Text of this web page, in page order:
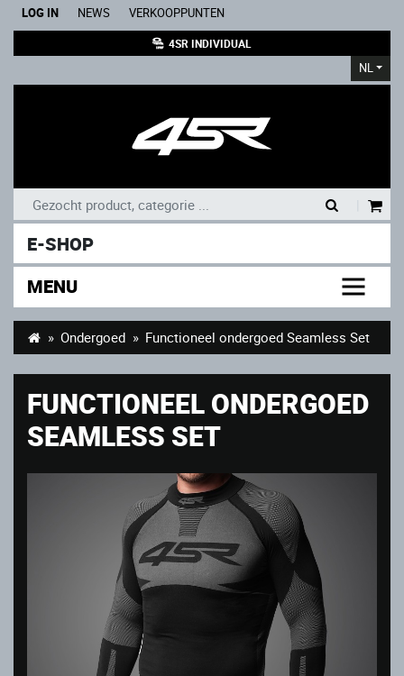
LOG IN NEWS VERKOOPPUNTEN
4SR INDIVIDUAL
NL
E-SHOP
MENU
Ondergoed Functioneel ondergoed Seamless Set
FUNCTIONEEL ONDERGOED
SEAMLESS SET